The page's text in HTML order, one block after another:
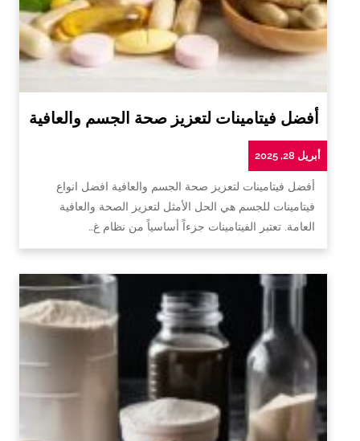
أفضل فيتامينات لتعزيز صحة الجسم والعافية
أبريل 28, 2025
أفضل فيتامينات لتعزيز صحة الجسم والعافية افضل انواع
فيتامينات للجسم هي الحل الأمثل لتعزيز الصحة والعافية
العامة. تعتبر الفيتامينات جزءاً أساسياً من نظام غ…